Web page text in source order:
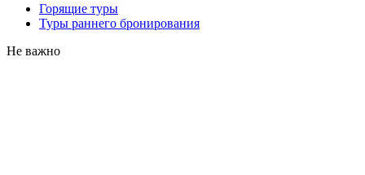
Горящие туры
Туры раннего бронирования
Не важно